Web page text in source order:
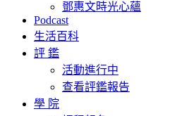
鄧惠文時光心蘊
Podcast
生活百科
評 鑑
活動進行中
查看評鑑報告
學 院